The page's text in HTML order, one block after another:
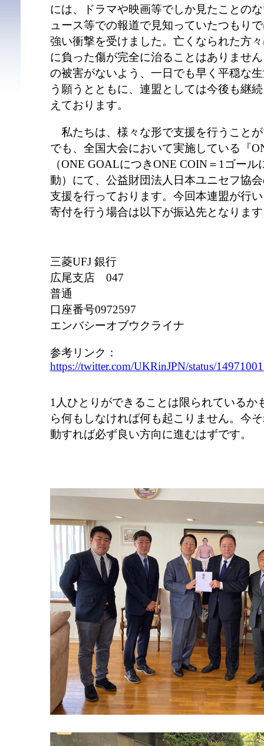
には、ドラマや映画等でしか見たことの
ュース等での報道で見知っていたつもり
強い衝撃を受けました。亡くなられた方
に負った傷が完全に治ることはありませ
の被害がないよう、一日でも早く平穏な
う願うとともに、連盟としては今後も継
えております。
私たちは、様々な形で支援を行うこと
でも、全国大会において実施している『
（ONE GOALにつきONE COIN＝1ゴー
動）にて、公益財団法人日本ユニセフ協
支援を行っております。今回本連盟が行
寄付を行う場合は以下が振込先となりま
三菱UFJ 銀行
広尾支店 047
普通
口座番号0972597
エンバシーオブウクライナ
参考リンク：
https://twitter.com/UKRinJPN/status/
1人ひとりができることは限られているか
ら何もしなければ何も起こりません。今
動すれば必ず良い方向に進むはずです。